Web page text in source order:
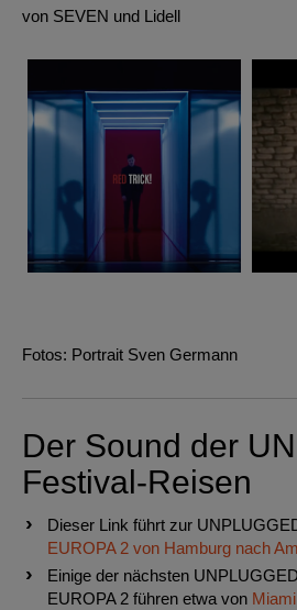
von SEVEN und Lidell
Fotos: Portrait Sven Germann
Der Sound der
Festival-Reisen
Dieser Link führt zur
EUROPA 2 von Hamburg nach
Einige der nächsten
EUROPA 2 führen etwa von